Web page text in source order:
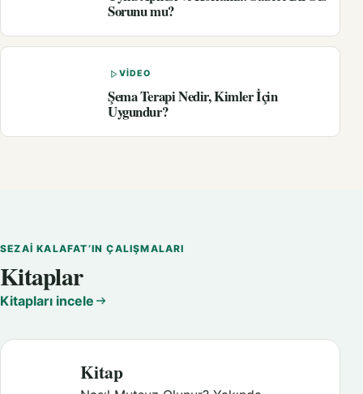
Sorunu mu?
VIDEO
Şema Terapi Nedir, Kimler İçin
Uygundur?
SEZAI KALAFAT’IN ÇALIŞMALARI
Kitaplar
Kitapları incele
Kitap